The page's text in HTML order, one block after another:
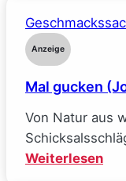
Anzeige
Mal gucken
Von Natur aus
Weiterlesen: